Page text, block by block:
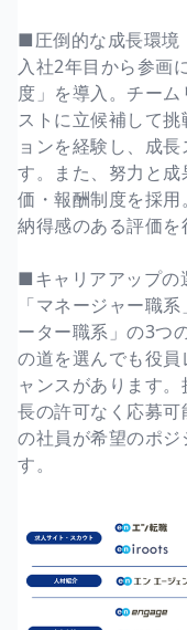
■圧倒的な成長環境
入社2年目から参画
度」を導入。チー
ストに立候補して
ョンを経験し、成
す。また、努力と
価・報酬制度を採用
納得感のある評価を
■キャリアアップの
「マネージャー職
ーター職系」の3つ
の道を選んでも役
ャンスがあります
長の許可なく応募可
の社員が希望のポジ
す。